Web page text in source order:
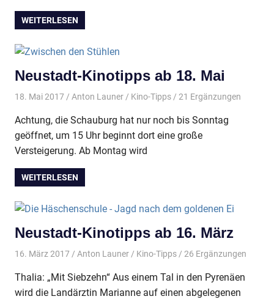
WEITERLESEN
Neustadt-Kinotipps ab 18. Mai
18. Mai 2017 Anton Launer Kino-Tipps/ 21 Ergänzungen
Achtung, die Schauburg hat nur noch bis Sonntag
geöffnet, um 15 Uhr beginnt dort eine große
Versteigerung. Ab Montag wird
WEITERLESEN
Neustadt-Kinotipps ab 16. März
16. März 2017 Anton Launer Kino-Tipps/ 26 Ergänzungen
Thalia: „Mit Siebzehn“ Aus einem Tal in den Pyrenäen
wird die Landärztin Marianne auf einen abgelegenen